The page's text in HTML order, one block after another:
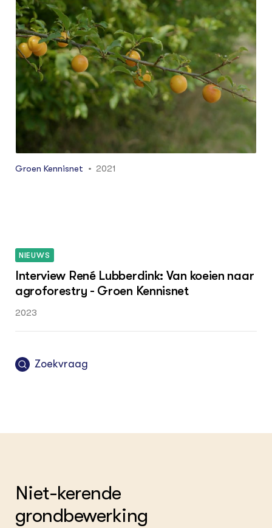
Groen Kennisnet 2021
NIEUWS
Interview René Lubberdink: Van koeien naar
agroforestry - Groen Kennisnet
2023
Zoekvraag
Niet-kerende
grondbewerking